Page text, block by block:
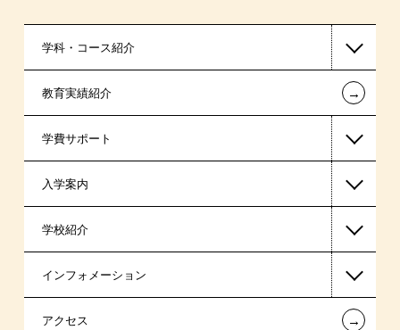
学科・コース紹介
国家公務員・地方公務員系
警察官・消防官系
東京経営大学 学士取得コース
教育実績紹介 ←
学費サポート
高等教育の修学支援新制度
日本学生支援機構の奨学金
日本政策金融公庫の教育ローン
金融機関教育ローン
入学案内
一般入学
AO入学制度
指定校特待生入学
学校紹介
在校生からあなたへ
夢を叶えた先輩たち
インフォメーション
お知らせ・新着情報
アクセス ←